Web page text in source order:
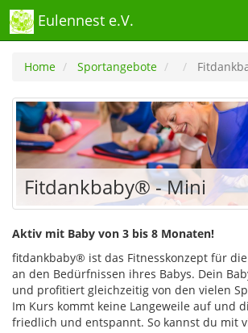
Eulennest e.V.
Home Sportangebote
Fitdankbaby® - Mini
Aktiv mit Baby von 3 bis 8 Monaten!
fitdankbaby® ist das Fitnesskonzept für
an den Bedürfnissen ihres Babys. Dein
und profitiert gleichzeitig von den vielen
Im Kurs kommt keine Langeweile auf und
friedlich und entspannt. So kannst du mit